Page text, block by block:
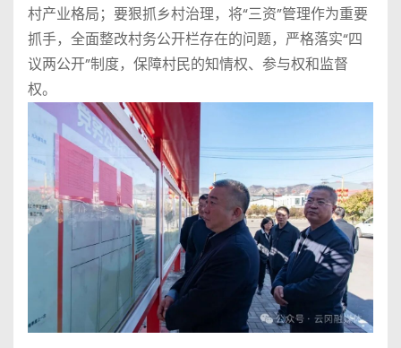
村产业格局；要狠抓乡村治理，将“三资”管理作为重要
抓手，全面整改村务公开栏存在的问题，严格落实“四
议两公开”制度，保障村民的知情权、参与权和监督
权。